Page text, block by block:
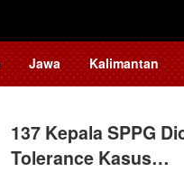
Jawa Kalimantan
Siswa Sekolah
Tingkat Nasional